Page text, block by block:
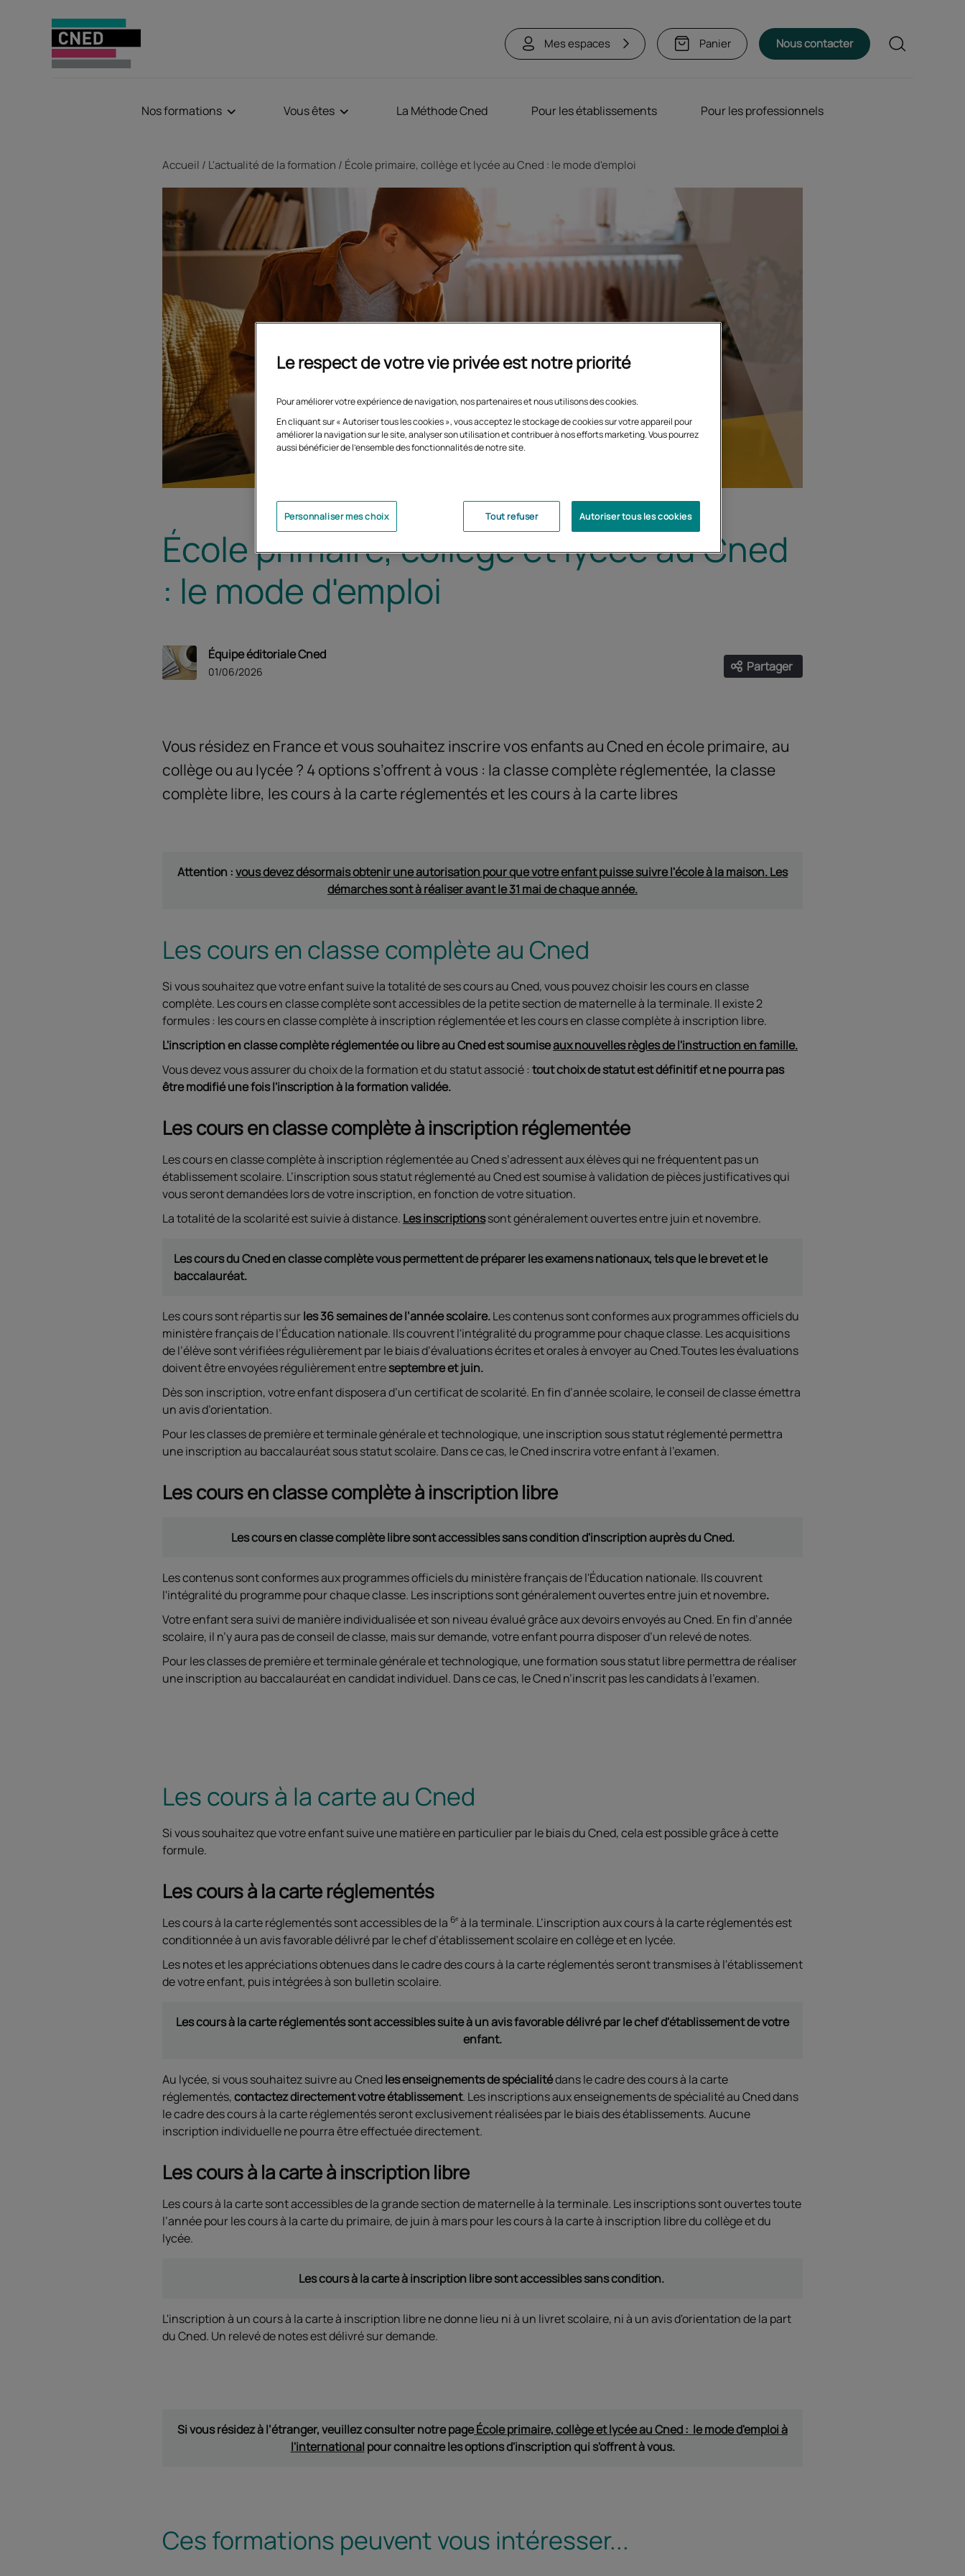
Mes espaces Panier Nous contacter Rechercher
Nos formations Vous êtes La Méthode Cned Pour les établissements Pour les professionnels
Accueil L'actualité de la formation École primaire, collège et lycée au Cned : le mode d'emploi
École primaire, collège et lycée au Cned
: le mode d'emploi
Équipe éditoriale Cned
01/06/2026 Partager
Ouvrir les liens de partage
Vous résidez en France et vous souhaitez inscrire vos enfants au Cned en école primaire, au
collège ou au lycée ? 4 options s’offrent à vous : la classe complète réglementée, la classe
complète libre, les cours à la carte réglementés et les cours à la carte libres
Attention :vous devez désormais obtenir une autorisation pour que votre enfant puisse suivre l'école à la maison. Les
démarches sont à réaliser avant le 31 mai de chaque année.
Les cours en classe complète au Cned
Si vous souhaitez que votre enfant suive la totalité de ses cours au Cned, vous pouvez choisir les cours en classe
complète. Les cours en classe complète sont accessibles de la petite section de maternelle à la terminale. Il existe 2
formules : les cours en classe complète à inscription réglementée et les cours en classe complète à inscription libre.
L'inscription en classe complète réglementée ou libre au Cned est soumiseaux nouvelles règles de l'instruction en famille.
Vous devez vous assurer du choix de la formation et du statut associé : tout choix de statut est définitif et ne pourra pas
être modifié une fois l'inscription à la formation validée.
Les cours en classe complète à inscription réglementée
Les cours en classe complète à inscription réglementée au Cned s’adressent aux élèves qui ne fréquentent pas un
établissement scolaire. L’inscription sous statut réglementé au Cned est soumise à validation de pièces justificatives qui
vous seront demandées lors de votre inscription, en fonction de votre situation.
La totalité de la scolarité est suivie à distance. Les inscriptionssont généralement ouvertes entre juin et novembre.
Les cours du Cned en classe complète vous permettent de préparer les examens nationaux, tels que le brevet et le
baccalauréat.
Les cours sont répartis surles 36 semaines de l’année scolaire.Les contenus sont conformes aux programmes officiels du
ministère français de l’Éducation nationale. Ils couvrent l'intégralité du programme pour chaque classe. Les acquisitions
de l’élève sont vérifiées régulièrement par le biais d’évaluations écrites et orales à envoyer au Cned.Toutes les évaluations
doivent être envoyées régulièrement entreseptembre et juin.
Dès son inscription, votre enfant disposera d’un certificat de scolarité. En fin d’année scolaire, le conseil de classe émettra
un avis d’orientation.
Pour les classes de première et terminale générale et technologique, une inscription sous statut réglementé permettra
une inscription au baccalauréat sous statut scolaire. Dans ce cas, le Cned inscrira votre enfant à l’examen.
Les cours en classe complète à inscription libre
Les cours en classe complète libre sont accessibles sans condition d'inscription auprès du Cned.
Les contenus sont conformes aux programmes officiels du ministère français de l'Éducation nationale. Ils couvrent
l'intégralité du programme pour chaque classe. Les inscriptions sont généralement ouvertes entre juin et novembre.
Votre enfant sera suivi de manière individualisée et son niveau évalué grâce aux devoirs envoyés au Cned. En fin d’année
scolaire, il n’y aura pas de conseil de classe, mais sur demande, votre enfant pourra disposer d’un relevé de notes.
Pour les classes de première et terminale générale et technologique, une formation sous statut libre permettra de réaliser
une inscription au baccalauréat en candidat individuel. Dans ce cas, le Cned n’inscrit pas les candidats à l’examen.
Les cours à la carte au Cned
Si vous souhaitez que votre enfant suive une matière en particulier par le biais du Cned, cela est possible grâce à cette
formule.
Les cours à la carte réglementés
Les cours à la carte réglementés sont accessibles de la 6ᵉà la terminale. L’inscription aux cours à la carte réglementés est
conditionnée à un avis favorable délivré par le chef d’établissement scolaire en collège et en lycée.
Les notes et les appréciations obtenues dans le cadre des cours à la carte réglementés seront transmises à l'établissement
de votre enfant, puis intégrées à son bulletin scolaire.
Les cours à la carte réglementés sont accessibles suite à un avis favorable délivré par le chef d'établissement de votre
enfant.
Au lycée, si vous souhaitez suivre au Cnedles enseignements de spécialitédans le cadre des cours à la carte
réglementés,contactez directement votre établissement. Les inscriptions aux enseignements de spécialité au Cned dans
le cadre des cours à la carte réglementés seront exclusivement réalisées par le biais des établissements. Aucune
inscription individuelle ne pourra être effectuée directement.
Les cours à la carte à inscription libre
Les cours à la carte sont accessibles de la grande section de maternelle à la terminale. Les inscriptions sont ouvertes toute
l’année pour les cours à la carte du primaire, de juin à mars pour les cours à la carte à inscription libre du collège et du
lycée.
Les cours à la carte à inscription libre sont accessibles sans condition.
L'inscription à un cours à la carte à inscription libre ne donne lieu ni à un livret scolaire, ni à un avis d'orientation de la part
du Cned. Un relevé de notes est délivré sur demande.
Si vous résidez à l’étranger, veuillez consulter notre pageÉcole primaire, collège et lycée au Cned : le mode d'emploi à
l'international pour connaitre les options d'inscription qui s'offrent à vous.
Ces formations peuvent vous intéresser...
Le respect de votre vie privée est notre priorité
Pour améliorer votre expérience de navigation, nos partenaires et nous utilisons des cookies.
En cliquant sur « Autoriser tous les cookies », vous acceptez le stockage de cookies sur votre appareil pour
améliorer la navigation sur le site, analyser son utilisation et contribuer à nos efforts marketing. Vous pourrez
aussi bénéficier de l'ensemble des fonctionnalités de notre site.
Tout refuser Autoriser tous les cookies
Personnaliser mes choix